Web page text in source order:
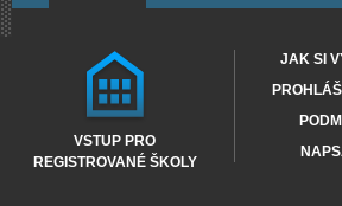
VSTUP PRO
REGISTROVANÉ ŠKOLY
JAK SI